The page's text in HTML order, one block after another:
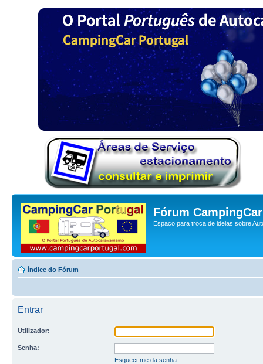
Fórum
Espaço para troca de ideias sobre
Índice do Fórum
Entrar
Utilizador:
Senha:
Esqueci-me da senha